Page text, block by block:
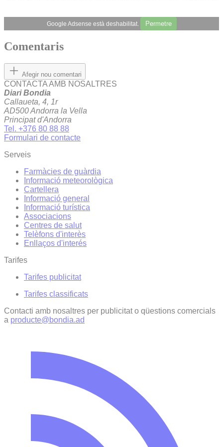
Google Adsense està deshabilitat. Permetre
Comentaris
Afegir nou comentari
CONTACTA AMB NOSALTRES
Diari Bondia
Callaueta, 4, 1r
AD500 Andorra la Vella
Principat d'Andorra
Tel. +376 80 88 88
Formulari de contacte
Serveis
Farmàcies de guàrdia
Informació meteorològica
Cartellera
Informació general
Informació turística
Associacions
Centres de salut
Telèfons d'interès
Enllaços d'interés
Tarifes
Tarifes publicitat
Tarifes classificats
Contacti amb nosaltres per publicitat o qüestions comercials
a producte@bondia.ad